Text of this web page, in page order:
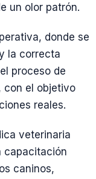
un olor patrón.
donde se
la correcta
proceso de
con el objetivo
reales.
veterinaria
capacitación
caninos,